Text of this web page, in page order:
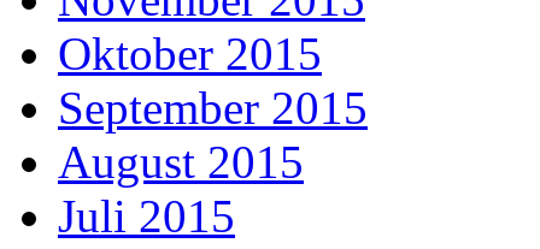
Oktober 2015
September 2015
August 2015
Juli 2015